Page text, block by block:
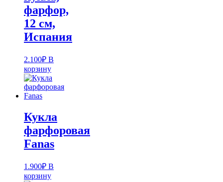
фарфор,
12 см,
Испания
2.100₽ В
корзину
Кукла
фарфоровая
Fanas
1.900₽ В
корзину